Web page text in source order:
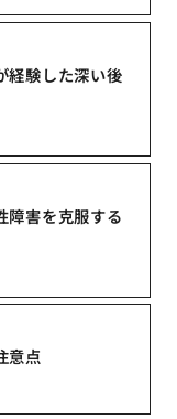
経験した深い後
障害を克服する
意点